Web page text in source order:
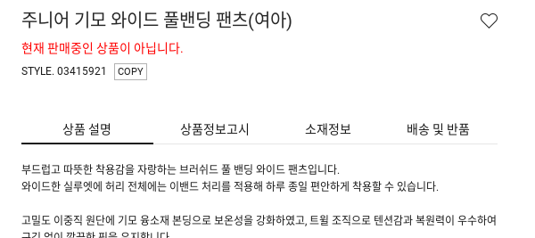
주니어 기모 와이드 풀밴딩 팬츠(여아)
현재 판매중인 상품이 아닙니다.
STYLE. 03415921 COPY
상품 설명 상품정보고시 소재정보 배송 및 반품
부드럽고 따뜻한 착용감을 자랑하는 브러쉬드 풀 밴딩 와이드 팬츠입니다.
와이드한 실루엣에 허리 전체에는 이밴드 처리를 적용해 하루 종일 편안하게 착용할 수 있습니다.
고밀도 이중직 원단에 기모 융소재 본딩으로 보온성을 강화하였고, 트윌 조직으로 텐션감과 복원력이 우수하여